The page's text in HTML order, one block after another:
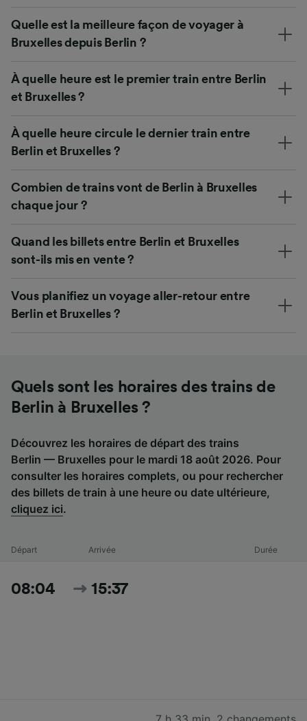
Quelle est la meilleure façon de voyager à
Bruxelles depuis Berlin ?
À quelle heure est le premier train entre Berlin
et Bruxelles ?
À quelle heure circule le dernier train entre
Berlin et Bruxelles ?
Combien de trains vont de Berlin à Bruxelles
chaque jour ?
Quand les billets entre Berlin et Bruxelles
sont-ils mis en vente ?
Vous planifiez un voyage aller-retour entre
Berlin et Bruxelles ?
Quels sont les horaires des trains de
Berlin à Bruxelles ?
Découvrez les horaires de départ des trains
Berlin — Bruxelles pour le mardi 18 août 2026. Pour
consulter les horaires complets, ou pour rechercher
des billets de train à une heure ou date ultérieure,
cliquez ici.
Départ Arrivée Durée
08:04 15:37